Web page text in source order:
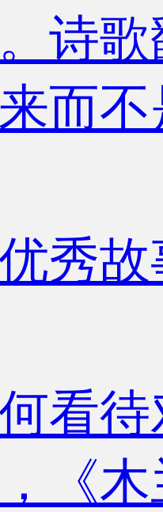
诗
而
故
待对
《